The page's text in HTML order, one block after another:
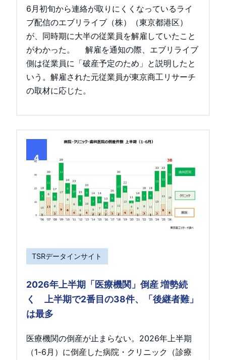
6月初旬から連絡が取りにくくなっているライ
ブ配信のエブリライブ（株）（東京都港区）
が、同時期に大半の従業員を解雇していたこと
がわかった。 解雇を通知の際、エブリライブ
側は従業員に「破産予定のため」と説明したと
いう。解雇された元従業員が東京商工リサーチ
の取材に応じた。
4
TSRデータインサイト
2026年上半期「医療機関」倒産 増勢続
く 上半期で2番目の38件、「後継者難」
は最多
医療機関の倒産が止まらない。2026年上半期
（1-6月）に倒産した病院・クリニック（診療